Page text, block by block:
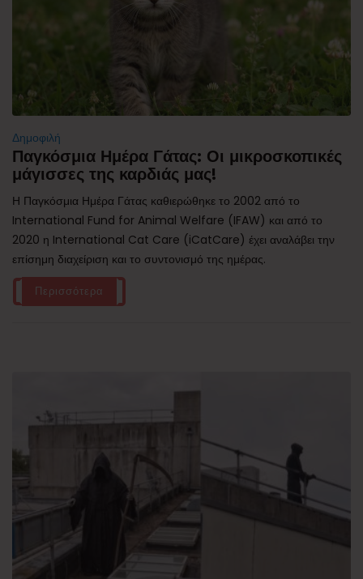
Δημοφιλή
Παγκόσμια Ημέρα Γάτας: Οι μικροσκοπικές
μάγισσες της καρδιάς μας!
Η Παγκόσμια Ημέρα Γάτας καθιερώθηκε το 2002 από το
International Fund for Animal Welfare (IFAW) και από το
2020 η International Cat Care (iCatCare) έχει αναλάβει την
επίσημη διαχείριση και το συντονισμό της ημέρας.
Περισσότερα